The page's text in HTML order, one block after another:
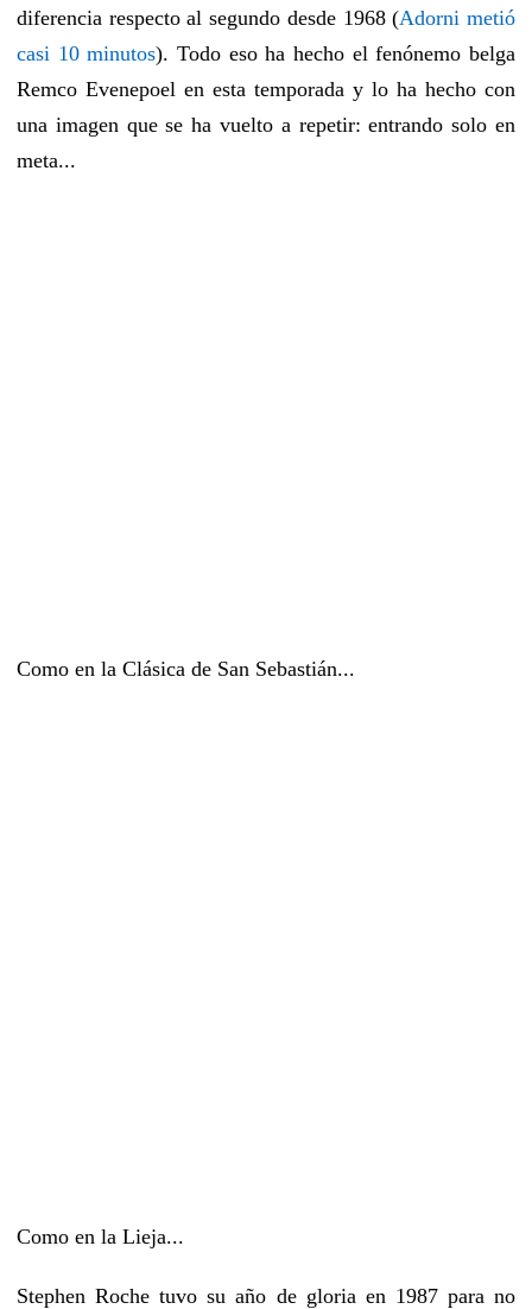
diferencia respecto al segundo desde 1968 (Adorni metió
casi 10 minutos). Todo eso ha hecho el fenónemo belga
Remco Evenepoel en esta temporada y lo ha hecho con
una imagen que se ha vuelto a repetir: entrando solo en
meta...
Como en la Clásica de San Sebastián...
Como en la Lieja...
Stephen Roche tuvo su año de gloria en 1987 para no